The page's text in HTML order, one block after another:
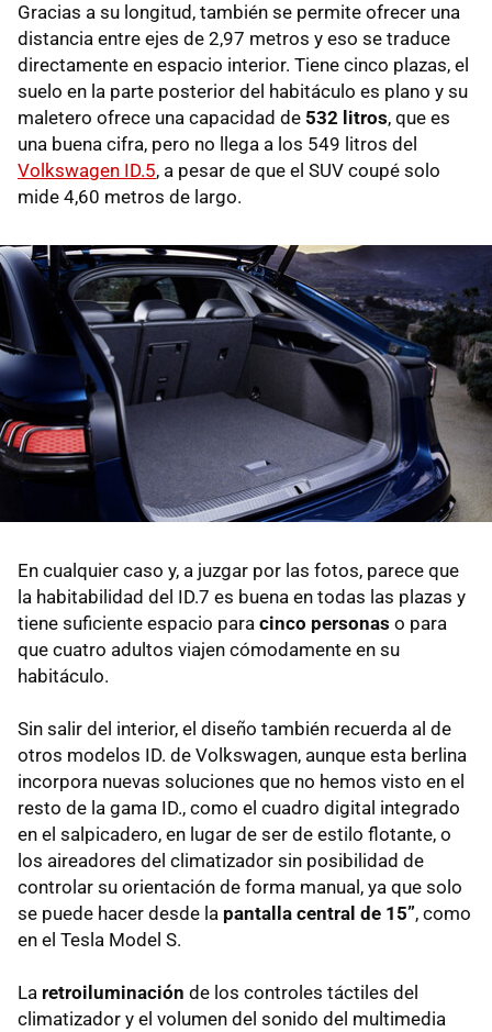
Gracias a su longitud, también se permite ofrecer una
distancia entre ejes de 2,97 metros y eso se traduce
directamente en espacio interior. Tiene cinco plazas, el
suelo en la parte posterior del habitáculo es plano y su
maletero ofrece una capacidad de 532 litros, que es
una buena cifra, pero no llega a los 549 litros del
Volkswagen ID.5, a pesar de que el SUV coupé solo
mide 4,60 metros de largo.
En cualquier caso y, a juzgar por las fotos, parece que
la habitabilidad del ID.7 es buena en todas las plazas y
tiene suficiente espacio para cinco personas o para
que cuatro adultos viajen cómodamente en su
habitáculo.
Sin salir del interior, el diseño también recuerda al de
otros modelos ID. de Volkswagen, aunque esta berlina
incorpora nuevas soluciones que no hemos visto en el
resto de la gama ID., como el cuadro digital integrado
en el salpicadero, en lugar de ser de estilo flotante, o
los aireadores del climatizador sin posibilidad de
controlar su orientación de forma manual, ya que solo
se puede hacer desde la pantalla central de 15”, como
en el Tesla Model S.
La retroiluminación de los controles táctiles del
climatizador y el volumen del sonido del multimedia